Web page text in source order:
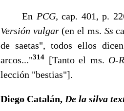
En PCG,cap. 401, p.
Versión vulgar(en el ms. Ss
de saetas", todos ellos
arcos..."314 [Tanto el ms. O-
lección "bestias"].
Diego Catalán, De la silva